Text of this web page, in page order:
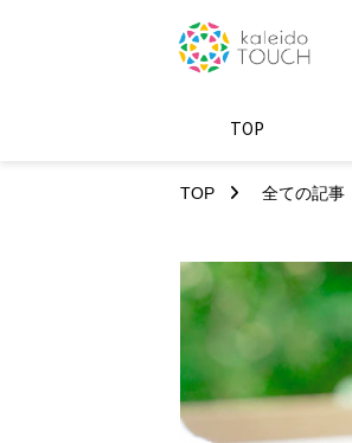
TOP
TOP 全ての記事